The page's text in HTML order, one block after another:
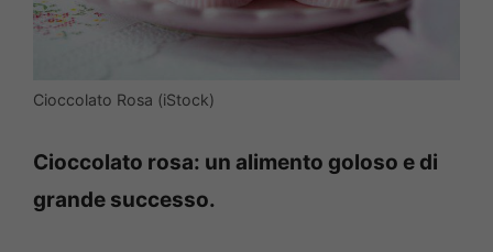
Cioccolato Rosa (iStock)
Cioccolato rosa: un alimento goloso e di
grande successo.